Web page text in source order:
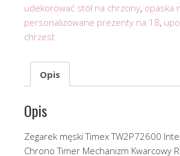
udekorować stół na chrzciny, opaska
personalizowane prezenty na 18,
chrzest
Opis
Opis
Zegarek męski Timex TW2P72600
Chrono Timer Mechanizm Kwarcowy